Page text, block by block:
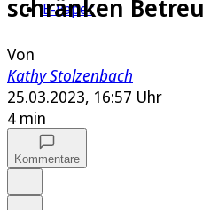
E-Paper
schränken
Von
Kathy Stolzenbach
25.03.2023, 16:57 Uhr
4 min
Kommentare